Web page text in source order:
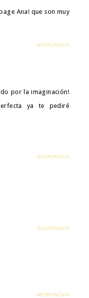
Ana! que son muy
RESPONDER
por la imaginación!
ya te pediré
RESPONDER
RESPONDER
RESPONDER